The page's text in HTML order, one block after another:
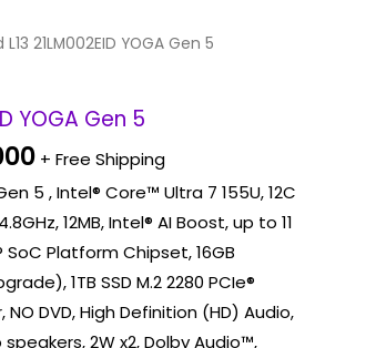
21LM002EID YOGA Gen 5
YOGA Gen 5
Current
is:
Rp 26,950,000.
+ Free Shipping
5 , Intel® Core™ Ultra 7 155U, 12C
12MB, Intel® AI Boost, up to 11
Platform Chipset, 16GB
1TB SSD M.2 2280 PCIe®
DVD, High Definition (HD) Audio,
2W x2, Dolby Audio™,